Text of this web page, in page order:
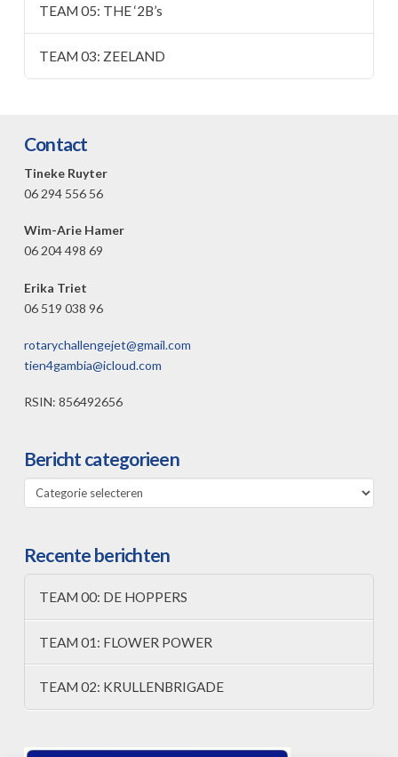
TEAM 05: THE ‘2B’s
TEAM 03: ZEELAND
Contact
Tineke Ruyter
06 294 556 56
Wim-Arie Hamer
06 204 498 69
Erika Triet
06 519 038 96
rotarychallengejet@gmail.com
tien4gambia@icloud.com
RSIN: 856492656
Bericht categorieen
Bericht
categorieen
Recente berichten
TEAM 00: DE HOPPERS
TEAM 01: FLOWER POWER
TEAM 02: KRULLENBRIGADE